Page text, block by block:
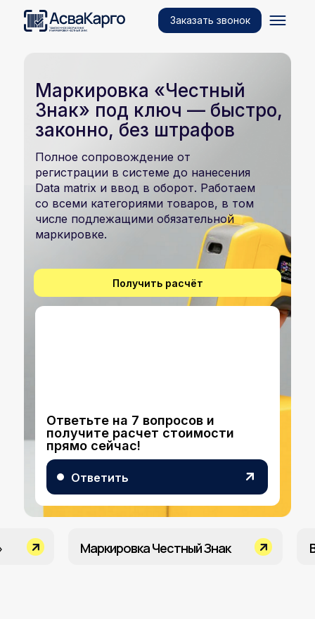
Заказать звонок
Маркировка «Честный
Знак» под ключ — быстро,
законно, без штрафов
Полное сопровождение от
регистрации в системе до нанесения
Data matrix и ввод в оборот. Работаем
со всеми категориями товаров, в том
числе подлежащими обязательной
маркировке.
Ответьте на 7 вопросов и
получите расчет стоимости
прямо сейчас!
Ответить
Получить расчёт
Маркировка Честный Знак